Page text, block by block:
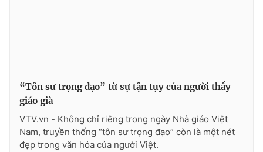
Cơ quan chủ quản:Đài Truyền hình Việt Nam
“Tôn sư trọng đạo” từ sự tận tụy của người thầy
giáo già
VTV.vn - Không chỉ riêng trong ngày Nhà giáo Việt
Nam, truyền thống “tôn sư trọng đạo” còn là một nét
đẹp trong văn hóa của người Việt.